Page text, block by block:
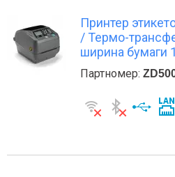
Принтер
/ Термо-
ширина бумаги
Партномер: